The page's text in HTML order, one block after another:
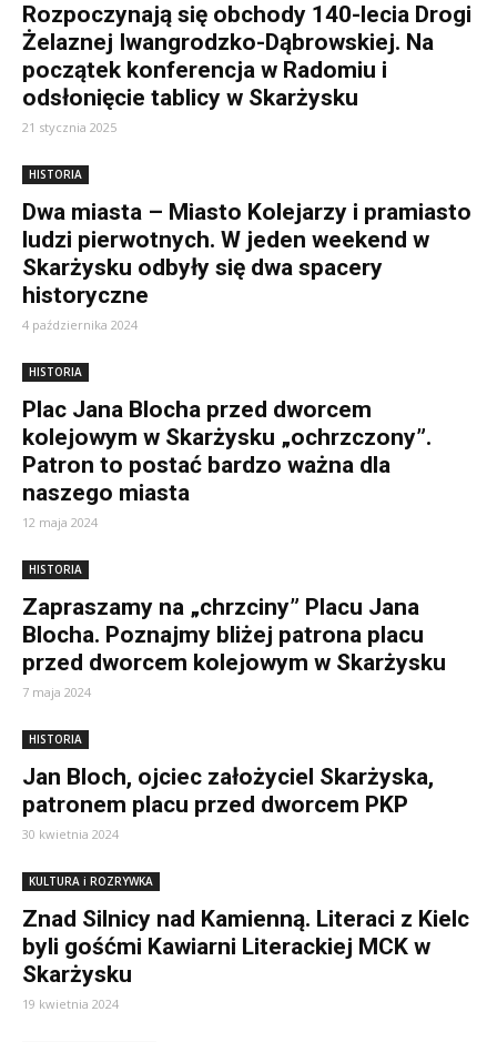
Rozpoczynają się obchody 140-lecia Drogi
Żelaznej Iwangrodzko-Dąbrowskiej. Na
początek konferencja w Radomiu i
odsłonięcie tablicy w Skarżysku
21 stycznia 2025
HISTORIA
Dwa miasta – Miasto Kolejarzy i pramiasto
ludzi pierwotnych. W jeden weekend w
Skarżysku odbyły się dwa spacery
historyczne
4 października 2024
HISTORIA
Plac Jana Blocha przed dworcem
kolejowym w Skarżysku „ochrzczony”.
Patron to postać bardzo ważna dla
naszego miasta
12 maja 2024
HISTORIA
Zapraszamy na „chrzciny” Placu Jana
Blocha. Poznajmy bliżej patrona placu
przed dworcem kolejowym w Skarżysku
7 maja 2024
HISTORIA
Jan Bloch, ojciec założyciel Skarżyska,
patronem placu przed dworcem PKP
30 kwietnia 2024
KULTURA i ROZRYWKA
Znad Silnicy nad Kamienną. Literaci z Kielc
byli gośćmi Kawiarni Literackiej MCK w
Skarżysku
19 kwietnia 2024